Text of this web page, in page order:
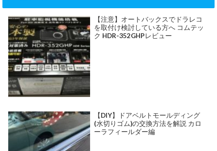
【注意】オートバックスでドラレコ
を取付け検討している方へ コムテッ
ク HDR-352GHPレビュー
【DIY】ドアベルトモールディング
(水切りゴム)の交換方法を解説 カロ
ーラフィールダー編